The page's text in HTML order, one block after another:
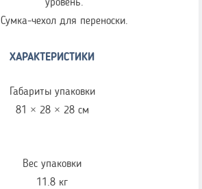
уровень.
Сумка-чехол для переноски.
ХАРАКТЕРИСТИКИ
Габариты упаковки
81 × 28 × 28 см
Вес упаковки
11.8 кг